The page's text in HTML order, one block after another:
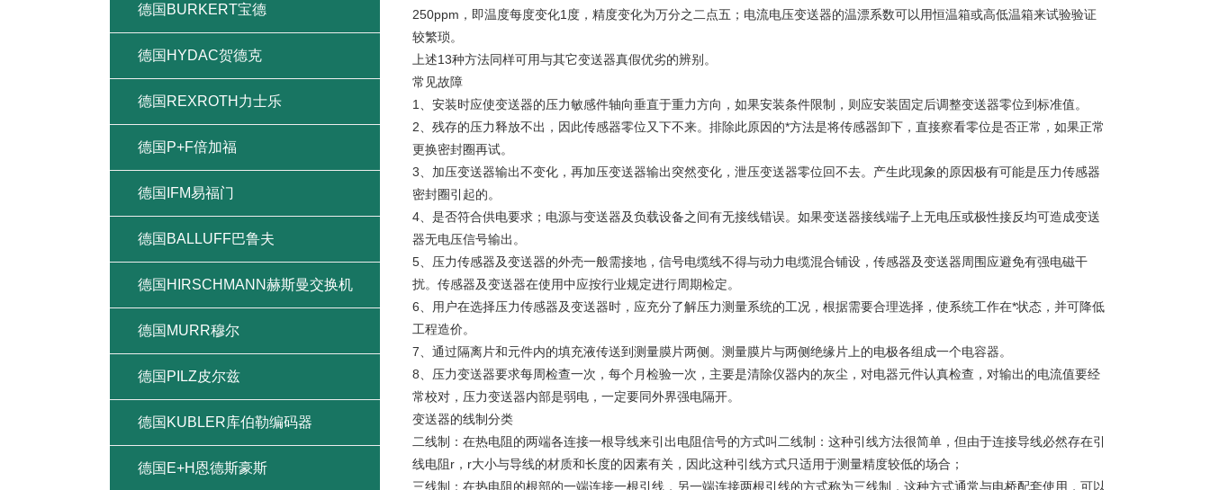
250ppm，即温度每度变化1度，精度变化为万分之二点五；电流电压变送器的温漂系数可以用恒温箱或高低温箱来试验验证
较繁琐。
上述13种方法同样可用与其它变送器真假优劣的辨别。
常见故障
1、安装时应使变送器的压力敏感件轴向垂直于重力方向，如果安装条件限制，则应安装固定后调整变送器零位到标准值。
2、残存的压力释放不出，因此传感器零位又下不来。排除此原因的*方法是将传感器卸下，直接察看零位是否正常，如果正常
更换密封圈再试。
3、加压变送器输出不变化，再加压变送器输出突然变化，泄压变送器零位回不去。产生此现象的原因极有可能是压力传感器
密封圈引起的。
4、是否符合供电要求；电源与变送器及负载设备之间有无接线错误。如果变送器接线端子上无电压或极性接反均可造成变送
器无电压信号输出。
5、压力传感器及变送器的外壳一般需接地，信号电缆线不得与动力电缆混合铺设，传感器及变送器周围应避免有强电磁干
扰。传感器及变送器在使用中应按行业规定进行周期检定。
6、用户在选择压力传感器及变送器时，应充分了解压力测量系统的工况，根据需要合理选择，使系统工作在*状态，并可降低
工程造价。
7、通过隔离片和元件内的填充液传送到测量膜片两侧。测量膜片与两侧绝缘片上的电极各组成一个电容器。
8、压力变送器要求每周检查一次，每个月检验一次，主要是清除仪器内的灰尘，对电器元件认真检查，对输出的电流值要经
常校对，压力变送器内部是弱电，一定要同外界强电隔开。
变送器的线制分类
二线制：在热电阻的两端各连接一根导线来引出电阻信号的方式叫二线制：这种引线方法很简单，但由于连接导线必然存在引
线电阻r，r大小与导线的材质和长度的因素有关，因此这种引线方式只适用于测量精度较低的场合；
三线制：在热电阻的根部的一端连接一根引线，另一端连接两根引线的方式称为三线制，这种方式通常与电桥配套使用，可以
德国BURKERT宝德
德国HYDAC贺德克
德国REXROTH力士乐
德国P+F倍加福
德国IFM易福门
德国BALLUFF巴鲁夫
德国HIRSCHMANN赫斯曼交换机
德国MURR穆尔
德国PILZ皮尔兹
德国KUBLER库伯勒编码器
德国E+H恩德斯豪斯